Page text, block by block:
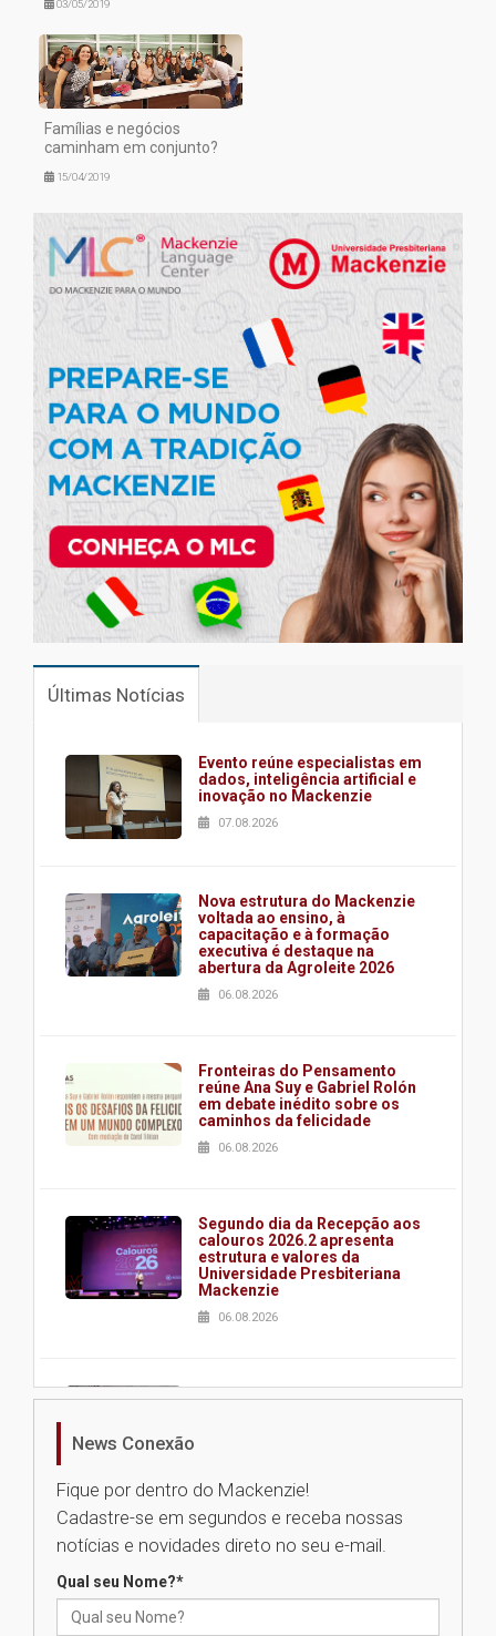
03/05/2019
Famílias e negócios
caminham em conjunto?
15/04/2019
Últimas Notícias
Evento reúne especialistas em
dados, inteligência artificial e
inovação no Mackenzie
07.08.2026
Nova estrutura do Mackenzie
voltada ao ensino, à
capacitação e à formação
executiva é destaque na
abertura da Agroleite 2026
06.08.2026
Fronteiras do Pensamento
reúne Ana Suy e Gabriel Rolón
em debate inédito sobre os
caminhos da felicidade
06.08.2026
Segundo dia da Recepção aos
calouros 2026.2 apresenta
estrutura e valores da
Universidade Presbiteriana
Mackenzie
06.08.2026
Nova apresentação do Centro
Universidade Mackenzie
realizará nova edição da Feira
News Conexão
Fique por dentro do Mackenzie!
Cadastre-se em segundos e receba nossas
notícias e novidades direto no seu e-mail.
Qual seu Nome?*